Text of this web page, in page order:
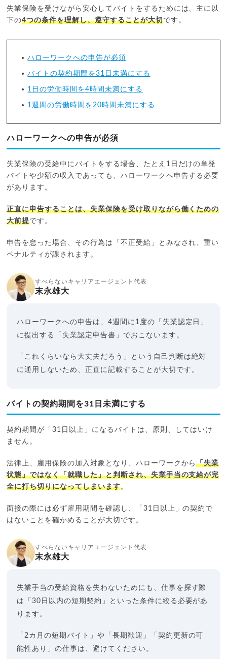
失業保険を受けながら安心してバイトをするためには、主に以
下の4つの条件を理解し、遵守することが大切です。
ハローワークへの申告が必須
バイトの契約期間を31日未満にする
1日の労働時間を4時間未満にする
1週間の労働時間を20時間未満にする
ハローワークへの申告が必須
失業保険の受給中にバイトをする場合、たとえ1日だけの単発
バイトや少額の収入であっても、ハローワークへ申告する必要
があります。
正直に申告することは、失業保険を受け取りながら働くための
大前提です。
申告を怠った場合、その行為は「不正受給」とみなされ、重い
ペナルティが課されます。
すべらないキャリアエージェント代表
末永雄大
ハローワークへの申告は、4週間に1度の「失業認定日」
に提出する「失業認定申告書」でおこないます。
「これくらいなら大丈夫だろう」という自己判断は絶対
に通用しないため、正直に記載することが大切です。
バイトの契約期間を31日未満にする
契約期間が「31日以上」になるバイトは、原則、してはいけ
ません。
法律上、雇用保険の加入対象となり、ハローワークから「失業
状態」ではなく「就職した」と判断され、失業手当の支給が完
全に打ち切りになってしまいます。
面接の際には必ず雇用期間を確認し、「31日以上」の契約で
はないことを確かめることが大切です。
すべらないキャリアエージェント代表
末永雄大
失業手当の受給資格を失わないためにも、仕事を探す際
は「30日以内の短期契約」といった条件に絞る必要があ
ります。
「2カ月の短期バイト」や「長期歓迎」「契約更新の可
能性あり」の仕事は、避けてください。